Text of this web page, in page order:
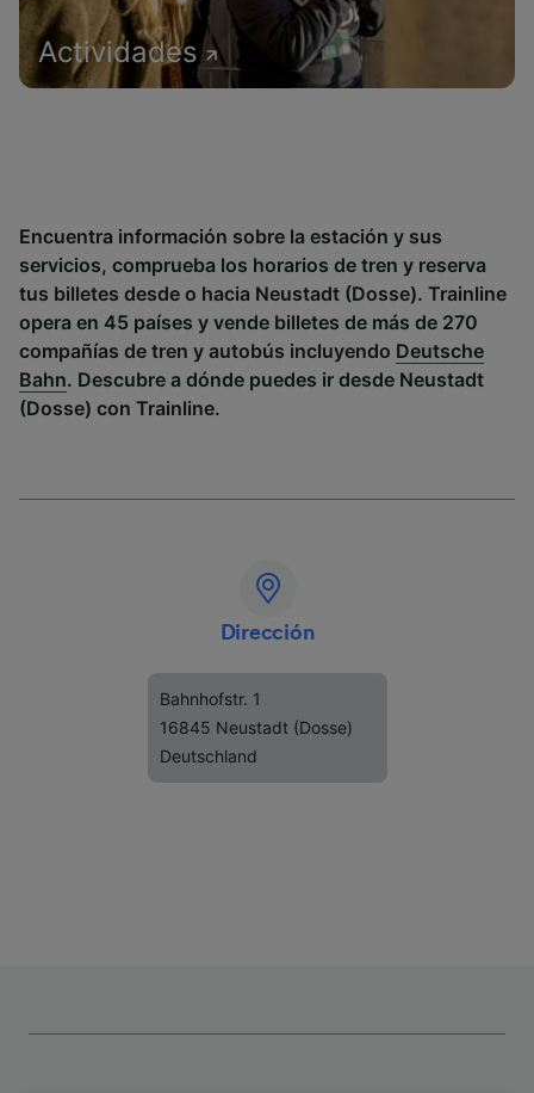
Actividades
Encuentra información sobre la estación y sus
servicios, comprueba los horarios de tren y reserva
tus billetes desde o hacia Neustadt (Dosse). Trainline
opera en 45 países y vende billetes de más de 270
compañías de tren y autobús incluyendo Deutsche
Bahn. Descubre a dónde puedes ir desde Neustadt
(Dosse) con Trainline.
Dirección
Bahnhofstr. 1
16845 Neustadt (Dosse)
Deutschland